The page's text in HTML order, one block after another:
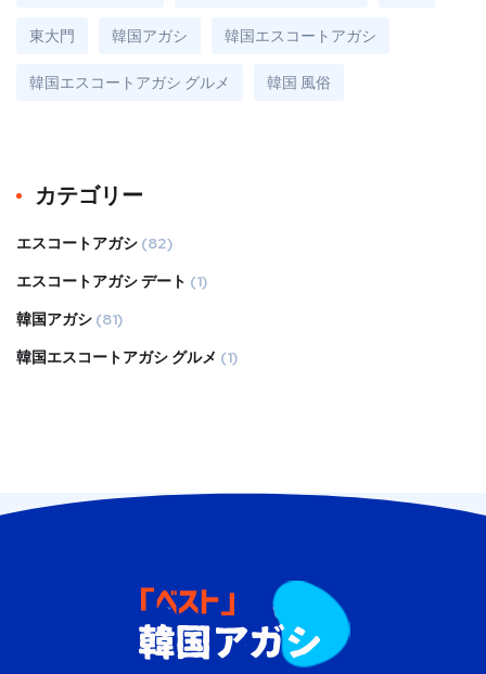
東大門 韓国アガシ 韓国エスコートアガシ
韓国エスコートアガシ グルメ 韓国 風俗
カテゴリー
エスコートアガシ (82)
エスコートアガシ デート (1)
韓国アガシ (81)
韓国エスコートアガシ グルメ (1)